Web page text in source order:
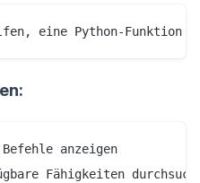
eine Python-Funktion
anzeigen
Fähigkeiten